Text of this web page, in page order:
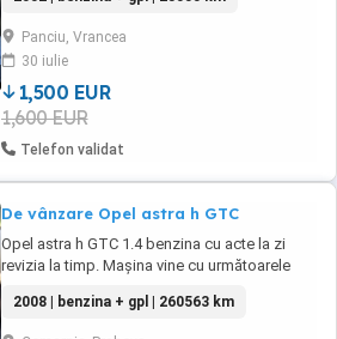
din otel, AC, 6 airbags, 250000km, ABS, pilot
automat CRUISE CONTROL, incalzire scaun,
EPS, cutie manuala 5+1, volan reglabil ...
Panciu, Vrancea
30 iulie
1,500 EUR
1,600 EUR
Telefon validat
De vânzare Opel astra h GTC
Opel astra h GTC 1.4 benzina cu acte la zi
revizia la timp. Mașina vine cu următoarele
senzori ploaie și lumina, oglinzi electrice,
geamuri electrice, oglinda retrovizoare
2008 | benzina + gpl | 260563 km